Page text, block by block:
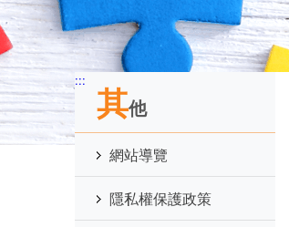
其他
:::
網站導覽
隱私權保護政策